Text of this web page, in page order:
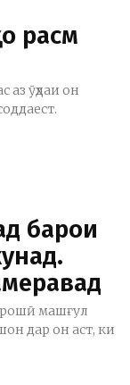
расм
аз ӯҳдаи он
барои
машғул
дар он аст, ки